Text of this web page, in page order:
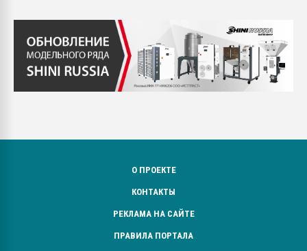
О ПРОЕКТЕ
КОНТАКТЫ
РЕКЛАМА НА САЙТЕ
ПРАВИЛА ПОРТАЛА